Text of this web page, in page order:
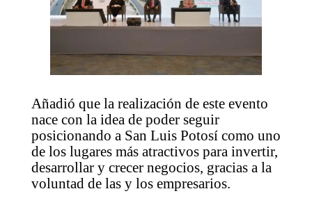
Añadió que la realización de este evento
nace con la idea de poder seguir
posicionando a San Luis Potosí como uno
de los lugares más atractivos para invertir,
desarrollar y crecer negocios, gracias a la
voluntad de las y los empresarios.